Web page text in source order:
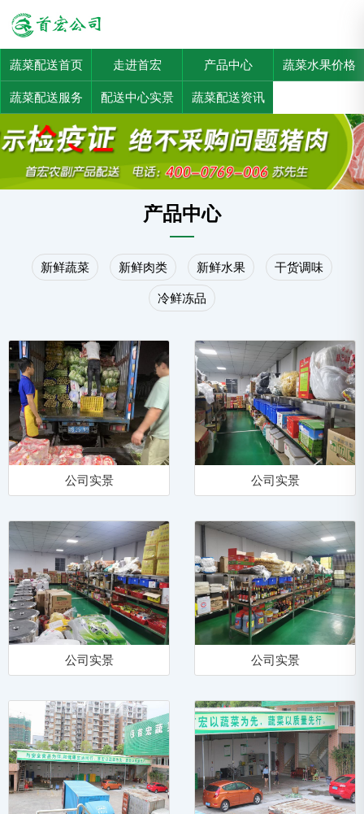
蔬菜配送首页 走进首宏 产品中心 蔬菜水果价格
蔬菜配送服务 配送中心实景 蔬菜配送资讯
产品中心
新鲜蔬菜 新鲜肉类 新鲜水果 干货调味
冷鲜冻品
公司实景 公司实景
公司实景 公司实景